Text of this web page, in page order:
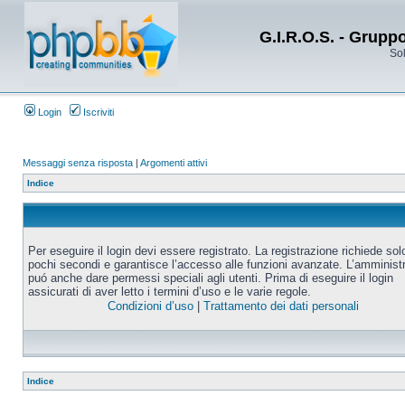
G.I.R.O.S. -
Login Iscriviti
Messaggi senza risposta | Argomenti attivi
Indice
Per eseguire il login devi essere registrato. La registrazione richiede
pochi secondi e garantisce l’accesso alle funzioni avanzate.
puó anche dare permessi speciali agli utenti. Prima di eseguire il login
assicurati di aver letto i termini d’uso e le varie regole.
Condizioni d’uso| Trattamento dei dati personali
Indice